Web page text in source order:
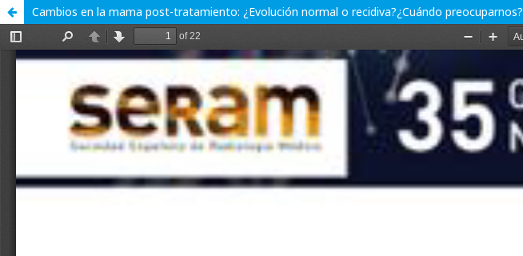
Cambios en la mama post-tratamiento: ¿Evolución normal o recidiva?¿Cuándo preocuparnos?